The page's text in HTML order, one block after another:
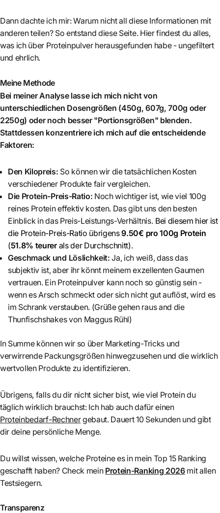
Dann dachte ich mir: Warum nicht all diese Informationen mit
anderen teilen? So entstand diese Seite. Hier findest du alles,
was ich über Proteinpulver herausgefunden habe - ungefiltert
und ehrlich.
Meine Methode
Bei meiner Analyse lasse ich mich nicht von
unterschiedlichen Dosengrößen (450g, 607g, 700g oder
2250g) oder noch besser "Portionsgrößen" blenden.
Stattdessen konzentriere ich mich auf die entscheidende
Faktoren:
Den Kilopreis: So können wir die tatsächlichen Kosten
verschiedener Produkte fair vergleichen.
Die Protein-Preis-Ratio: Noch wichtiger ist, wie viel 100g
reines Protein effektiv kosten. Das gibt uns den besten
Einblick in das Preis-Leistungs-Verhältnis. Bei diesem hier ist
die Protein-Preis-Ratio übrigens9.50€ pro 100g Protein
(51.8% teurerals der Durchschnitt).
Geschmack und Löslichkeit: Ja, ich weiß, dass das
subjektiv ist, aber ihr könnt meinem exzellenten Gaumen
vertrauen. Ein Proteinpulver kann noch so günstig sein -
wenn es Arsch schmeckt oder sich nicht gut auflöst, wird es
im Schrank verstauben. (Grüße gehen raus and die
Thunfischshakes von Maggus Rühl)
In Summe können wir so über Marketing-Tricks und
verwirrende Packungsgrößen hinwegzusehen und die wirklich
wertvollen Produkte zu identifizieren.
Übrigens, falls du dir nicht sicher bist, wie viel Protein du
täglich wirklich brauchst: Ich hab auch dafür einen
Proteinbedarf-Rechnergebaut. Dauert 10 Sekunden und gibt
dir deine persönliche Menge.
Du willst wissen, welche Proteine es in mein Top 15 Ranking
geschafft haben? Check mein Protein-Ranking 2026mit allen
Testsiegern.
Transparenz